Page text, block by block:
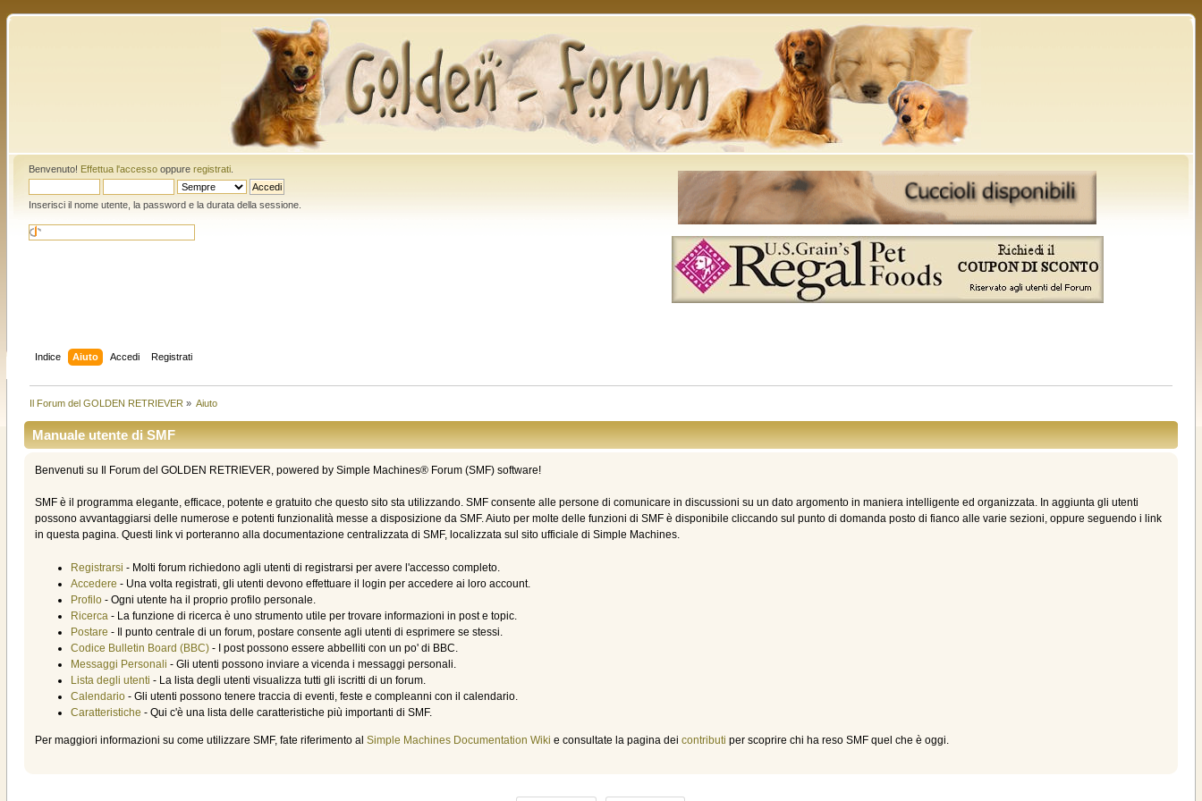
Benvenuto! Effettua l'accessooppure registrati.
Inserisci il nome utente, la password e la durata della sessione.
Indice Aiuto Accedi Registrati
Il Forum del GOLDEN RETRIEVER » Aiuto
Manuale utente di SMF
Benvenuti su Il Forum del GOLDEN RETRIEVER, powered by Simple Machines® Forum (SMF) software!
SMF è il programma elegante, efficace, potente e gratuito che questo sito sta utilizzando. SMF consente alle persone di comunicare in discussioni su un dato argomento in maniera intelligente ed organizzata. In aggiunta gli utenti
possono avvantaggiarsi delle numerose e potenti funzionalità messe a disposizione da SMF. Aiuto per molte delle funzioni di SMF è disponibile cliccando sul punto di domanda posto di fianco alle varie sezioni, oppure seguendo i link
in questa pagina. Questi link vi porteranno alla documentazione centralizzata di SMF, localizzata sul sito ufficiale di Simple Machines.
Registrarsi - Molti forum richiedono agli utenti di registrarsi per avere l'accesso completo.
Accedere - Una volta registrati, gli utenti devono effettuare il login per accedere ai loro account.
Profilo - Ogni utente ha il proprio profilo personale.
Ricerca - La funzione di ricerca è uno strumento utile per trovare informazioni in post e topic.
Postare - Il punto centrale di un forum, postare consente agli utenti di esprimere se stessi.
Codice Bulletin Board (BBC) - I post possono essere abbelliti con un po' di BBC.
Messaggi Personali - Gli utenti possono inviare a vicenda i messaggi personali.
Lista degli utenti - La lista degli utenti visualizza tutti gli iscritti di un forum.
Calendario - Gli utenti possono tenere traccia di eventi, feste e compleanni con il calendario.
Caratteristiche - Qui c'è una lista delle caratteristiche più importanti di SMF.
Per maggiori informazioni su come utilizzare SMF, fate riferimento alSimple Machines Documentation Wiki e consultate la pagina deicontributi per scoprire chi ha reso SMF quel che è oggi.